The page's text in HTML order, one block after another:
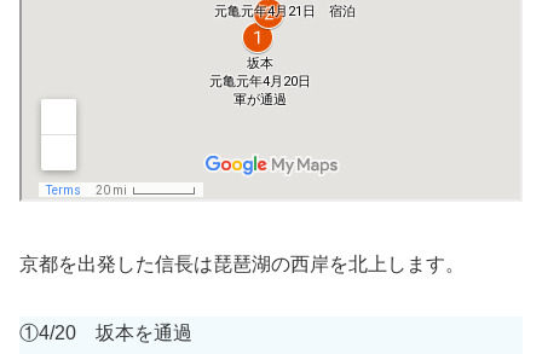
京都を出発した信長は琵琶湖の西岸を北上します。
①4/20 坂本を通過